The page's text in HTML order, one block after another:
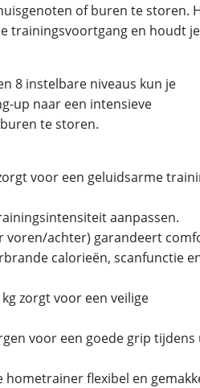
of buren te storen.
trainingsvoortgang en houdt je
8 instelbare niveaus kun je
up naar een intensieve
te storen.
voor een geluidsarme
aanpassen.
voren/achter) garandeert
calorieën, scanfunctie
zorgt voor een veilige
voor een goede grip tijdens
flexibel en